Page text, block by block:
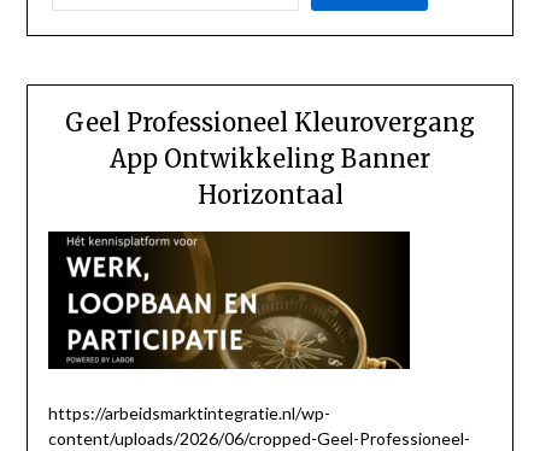
Geel Professioneel Kleurovergang
App Ontwikkeling Banner
Horizontaal
https://arbeidsmarktintegratie.nl/wp-
content/uploads/2026/06/cropped-Geel-Professioneel-